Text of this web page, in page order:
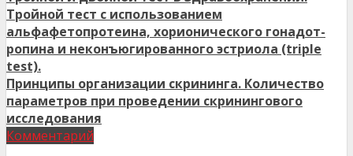
Тройной тест с использованием
альфафетопротеина, хорионического гонадот-
ропина и неконъюгированного эстриола (triple
test).
Принципы организации скрининга. Количество
параметров при проведении скринингового
исследования
Комментарий